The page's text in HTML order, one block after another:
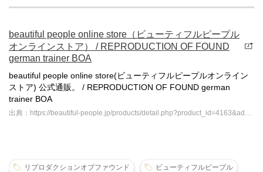
beautiful people online store（ビューティフルピープル
オンラインストア） / REPRODUCTION OF FOUND
german trainer BOA
beautiful people online store(ビューティフルピープルオンライン
ストア) 公式通販。 / REPRODUCTION OF FOUND german
trainer BOA
リプロダクションオブファウンド ビューティフルピープル